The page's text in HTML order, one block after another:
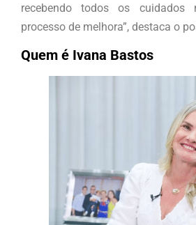
recebendo todos os cuidados
processo de melhora”, destaca o
Quem é Ivana Bastos